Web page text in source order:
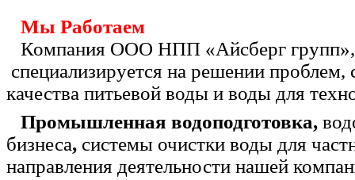
Мы Работаем
Компания ООО НПП «Айсберг групп»,
специализируется на решении проблем,
качества питьевой воды и воды для
Промышленная водоподготовка,
бизнеса, системы очистки воды для
направления деятельности нашей